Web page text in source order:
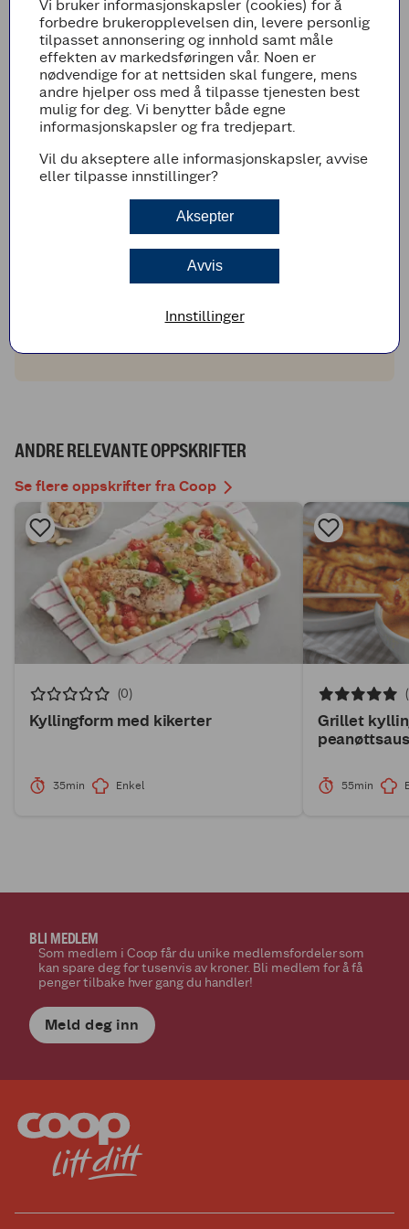
Legg til i handleliste
Fremgangsmetode
biter og stek dem i stekepanne på høy varme
i 3-4 minutter. Sett det til side.
Tilbered Spansk gryte som anvist på pakken.
Skjær paprikaen i små terninger.
Ha kylling, sopp, paprika og erter i gryten og
ANDRE RELEVANTE OPPSKRIFTER
Se flere oppskrifter fra Coop
(0)
Kyllingform med kikerter
35min Enkel
Grillet
peanøttsaus
55min
BLI MEDLEM
Som medlem i Coop får du unike medlemsfordeler som
kan spare deg for tusenvis av kroner. Bli medlem for å få
penger tilbake hver gang du handler!
Meld deg inn
Vi bruker informasjonskapsler (cookies) for å
forbedre brukeropplevelsen din, levere personlig
tilpasset annonsering og innhold samt måle
effekten av markedsføringen vår. Noen er
nødvendige for at nettsiden skal fungere, mens
andre hjelper oss med å tilpasse tjenesten best
mulig for deg. Vi benytter både egne
informasjonskapsler og fra tredjepart.
Vil du akseptere alle informasjonskapsler, avvise
eller tilpasse innstillinger?
Aksepter
Avvis
Innstillinger